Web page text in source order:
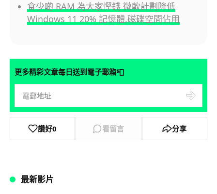
食少啲 RAM 為大家慳錢 微軟計劃降低
Windows 11 20% 記憶體,磁碟空間佔用
更多精彩文章每日送到電子郵箱📮
讚好0 看留言 分享
最新影片